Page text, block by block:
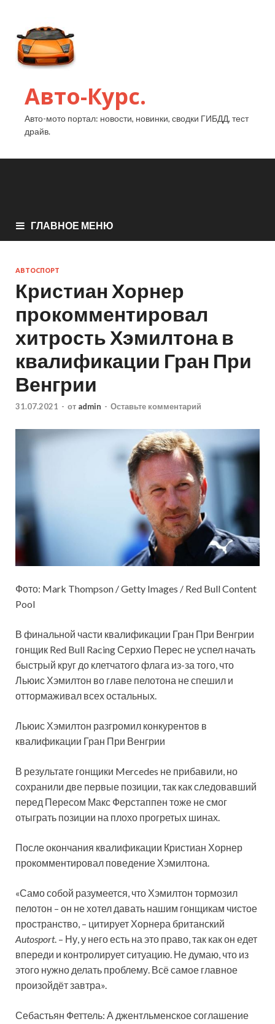
Авто-Курс.
Авто-мото портал: новости, новинки, сводки ГИБДД, тест
драйв.
ГЛАВНОЕ МЕНЮ
АВТОСПОРТ
Кристиан Хорнер
прокомментировал
хитрость Хэмилтона в
квалификации Гран При
Венгрии
31.07.2021 - от admin - Оставьте комментарий
Фото: Mark Thompson / Getty Images / Red Bull Content
Pool
В финальной части квалификации Гран При Венгрии
гонщик Red Bull Racing Серхио Перес не успел начать
быстрый круг до клетчатого флага из-за того, что
Льюис Хэмилтон во главе пелотона не спешил и
оттормаживал всех остальных.
Льюис Хэмилтон разгромил конкурентов в
квалификации Гран При Венгрии
В результате гонщики Mercedes не прибавили, но
сохранили две первые позиции, так как следовавший
перед Пересом Макс Ферстаппен тоже не смог
отыграть позиции на плохо прогретых шинах.
После окончания квалификации Кристиан Хорнер
прокомментировал поведение Хэмилтона.
«Само собой разумеется, что Хэмилтон тормозил
пелотон – он не хотел давать нашим гонщикам чистое
пространство, – цитирует Хорнера британский
Autosport. – Ну, у него есть на это право, так как он едет
впереди и контролирует ситуацию. Не думаю, что из
этого нужно делать проблему. Всё самое главное
произойдёт завтра».
Себастьян Феттель: А джентльменское соглашение